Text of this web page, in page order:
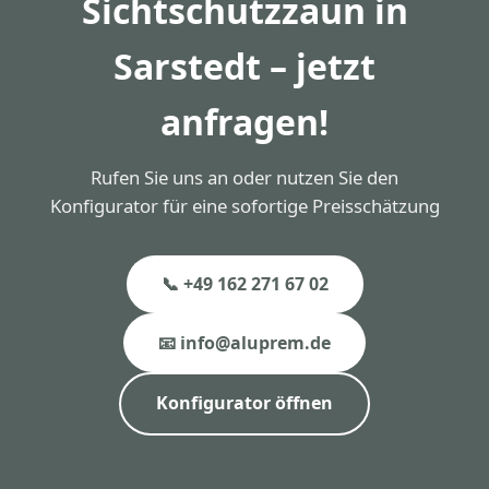
Sichtschutzzaun in
Sarstedt – jetzt
anfragen!
Rufen Sie uns an oder nutzen Sie den
Konfigurator für eine sofortige Preisschätzung
📞 +49 162 271 67 02
📧 info@aluprem.de
Konfigurator öffnen